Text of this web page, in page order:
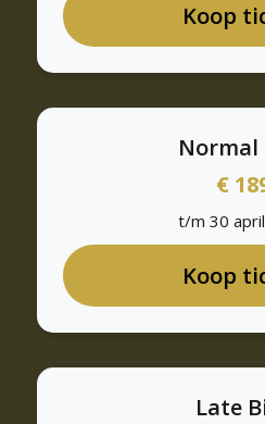
Koop
Normal
€
t/m 30
Koop
Late